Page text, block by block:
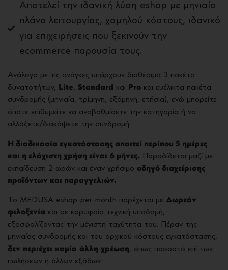
Αποτελεί την ιδανική λύση eshop με μηνιαίο
πλάνο λειτουργίας, χαμηλού κόστους, ιδανικό
για επιχειρήσεις που ξεκινούν την
ecommerce παρουσία τους.
Ανάλογα με τις ανάγκες υπάρχουν διαθέσιμα 3 πακέτα
δυνατοτήτων, Lite, Standard και Pro και ευέλικτα πακέτα
συνδρομής (μηνιαία, τρίμηνη, εξάμηνη, ετήσια), ενώ μπορείτε
όποτε επιθυμείτε να αναβαθμίσετε την κατηγορία ή να
αλλάξετε/διακόψετε την συνδρομή.
Η διαδικασία εγκατάστασης απαιτεί περίπου 5 ημέρες
και η ελάχιστη χρήση είναι 6 μήνες. Παραδίδεται μαζί με
εκπαίδευση 2 ωρών και έναν χρήσιμο οδηγό διαχείρισης
προϊόντων και παραγγελιών.
Το MEDUSA eshop-per-month παρέχεται με Δωρεάν
φιλοξενία και σε κορυφαία τεχνική υποδομή,
εξασφαλίζοντας την μέγιστη ταχύτητα του. Πέραν της
μηνιαίας συνδρομής και του αρχικού κόστους εγκατάστασης,
δεν περιέχει καμία άλλη χρέωση, όπως ποσοστό επί των
πωλήσεων ή άλλων εξόδων.